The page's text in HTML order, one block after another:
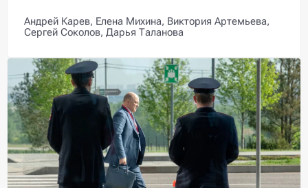
Андрей Карев, Елена Михина, Виктория Артемьева,
Сергей Соколов, Дарья Таланова